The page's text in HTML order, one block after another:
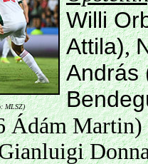
MLSZ)
Willi
Attila),
András
Ádám Martin)